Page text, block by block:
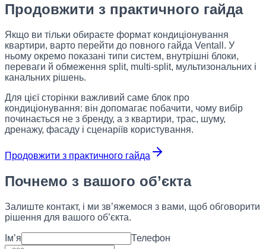
Продовжити з практичного гайда
Якщо ви тільки обираєте формат кондиціонування
квартири, варто перейти до повного гайда Ventall. У
ньому окремо показані типи систем, внутрішні блоки,
переваги й обмеження split, multi-split, мультизональних і
канальних рішень.
Для цієї сторінки важливий саме блок про
кондиціонування: він допомагає побачити, чому вибір
починається не з бренду, а з квартири, трас, шуму,
дренажу, фасаду і сценаріїв користування.
Продовжити з практичного гайда
Почнемо з вашого об’єкта
Залиште контакт, і ми зв’яжемося з вами, щоб обговорити
рішення для вашого об’єкта.
Ім’я Телефон